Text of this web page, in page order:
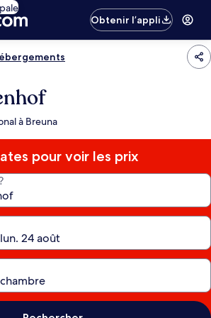
Obtenir l’appli
à Breuna
pour voir les prix